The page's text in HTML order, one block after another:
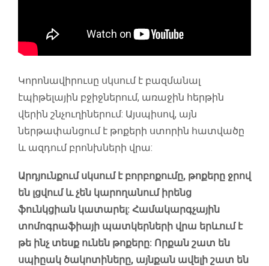
Կորոնավիրուսը սկսում է բազմանալ
էպիթելային բջիջներում, առաջին հերթին
վերին շնչուղիներում: Այսպիսով, այն
ներթափանցում է թոքերի ստորին հատվածը
և ազդում բրոնխների վրա:
Արդյունքում սկսում է բորբոքումը, թոքերը ջրով
են լցվում և չեն կարողանում իրենց
ֆունկցիան կատարել: Համակարգչային
տոմոգրաֆիայի պատկերների վրա երևում է
թե ինչ տեսք ունեն թոքերը: Որքան շատ են
սպիըակ ծակոտիները, այնքան ավելի շատ են